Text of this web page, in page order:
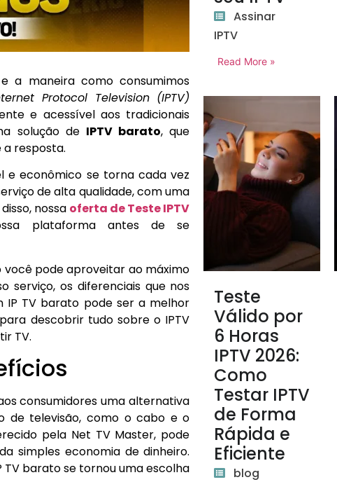
a maneira como consumimos
Protocol Television (IPTV)
e acessível aos tradicionais
solução de IPTV barato, que
a resposta.
e econômico se torna cada vez
de alta qualidade, com uma
nossa oferta de Teste IPTV
plataforma antes de se
você pode aproveitar ao máximo
serviço, os diferenciais que nos
IP TV barato pode ser a melhor
descobrir tudo sobre o IPTV
TV.
consumidores uma alternativa
de televisão, como o cabo e o
pela Net TV Master, pode
simples economia de dinheiro.
TV barato se tornou uma escolha
Assinar
IPTV
Read More »
Teste
Válido por
6 Horas
IPTV 2026:
Como
Testar IPTV
de Forma
Rápida e
Eficiente
blog